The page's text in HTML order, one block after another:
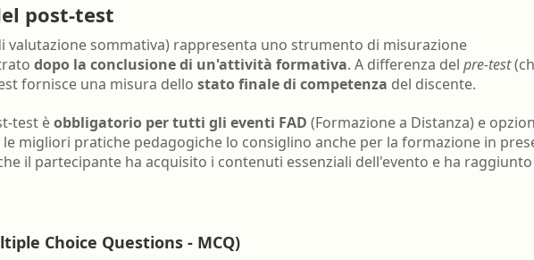
assistente di oftalmologia
o
a
Tecnico della riabilitazione
psichiatrica
Tecnico di neurofisiopatologia
Tecnico ortopedico
post-test
valutazione sommativa) rappresenta uno strumento di misurazione
dopo la conclusione di un'attività formativa. A differenza del pre-test
fornisce una misura dello stato finale di competenza del discente.
test èobbligatorio per tutti gli eventi FAD (Formazione a Distanza) e
migliori pratiche pedagogiche lo consiglino anche per la formazione in
il partecipante ha acquisito i contenuti essenziali dell'evento e ha
Choice Questions - MCQ)